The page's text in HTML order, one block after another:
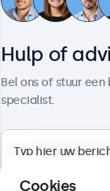
Hulp of
Bel ons of stuur
specialist.
Cookies